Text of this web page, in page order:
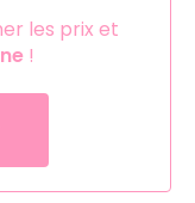
les prix et
!